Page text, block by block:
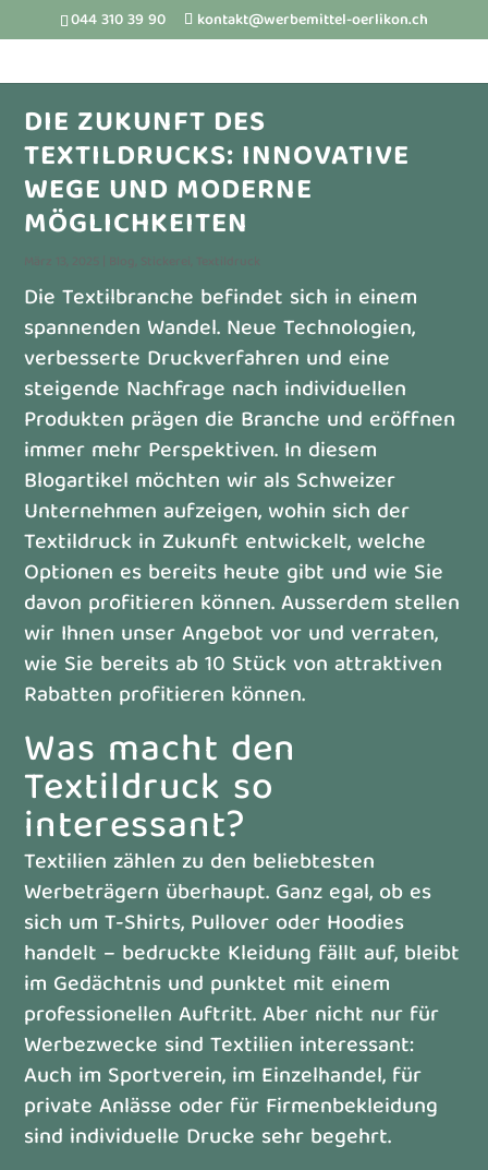
044 310 39 90 kontakt@werbemittel-oerlikon.ch
DIE ZUKUNFT DES
TEXTILDRUCKS: INNOVATIVE
WEGE UND MODERNE
MÖGLICHKEITEN
Die Textilbranche befindet sich in einem
spannenden Wandel. Neue Technologien,
verbesserte Druckverfahren und eine
steigende Nachfrage nach individuellen
Produkten prägen die Branche und eröffnen
immer mehr Perspektiven. In diesem
Blogartikel möchten wir als Schweizer
Unternehmen aufzeigen, wohin sich der
Textildruck in Zukunft entwickelt, welche
Optionen es bereits heute gibt und wie Sie
davon profitieren können. Ausserdem stellen
wir Ihnen unser Angebot vor und verraten,
wie Sie bereits ab 10 Stück von attraktiven
Rabatten profitieren können.
Was macht den
Textildruck so
interessant?
Textilien zählen zu den beliebtesten
Werbeträgern überhaupt. Ganz egal, ob es
sich um T-Shirts, Pullover oder Hoodies
handelt – bedruckte Kleidung fällt auf, bleibt
im Gedächtnis und punktet mit einem
professionellen Auftritt. Aber nicht nur für
Werbezwecke sind Textilien interessant:
Auch im Sportverein, im Einzelhandel, für
private Anlässe oder für Firmenbekleidung
sind individuelle Drucke sehr begehrt.